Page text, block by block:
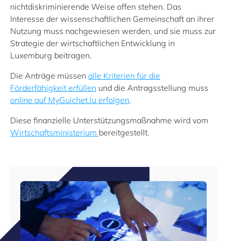
nichtdiskriminierende Weise offen stehen. Das
Interesse der wissenschaftlichen Gemeinschaft an ihrer
Nutzung muss nachgewiesen werden, und sie muss zur
Strategie der wirtschaftlichen Entwicklung in
Luxemburg beitragen.
Die Anträge müssen alle Kriterien für die
Förderfähigkeit erfüllen und die Antragsstellung muss
online auf MyGuichet.lu erfolgen.
Diese finanzielle Unterstützungsmaßnahme wird vom
Wirtschaftsministerium bereitgestellt.